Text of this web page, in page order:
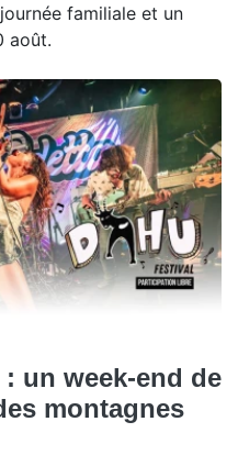
familiale et un
août.
un week-end de
montagnes